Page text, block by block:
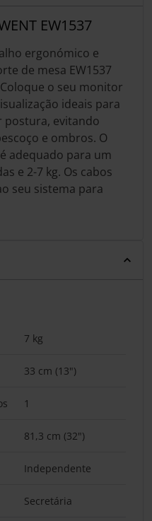
EW1537
ergonómico e
de mesa EW1537
o seu monitor
ideais para
evitando
e ombros. O
adequado para um
e 2-7 kg. Os cabos
seu sistema para
7 kg
33 cm (13")
1
81,3 cm (32")
Independente
Secretária